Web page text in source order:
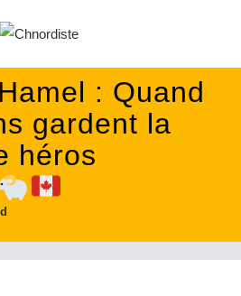
: Quand
gardent la
héros